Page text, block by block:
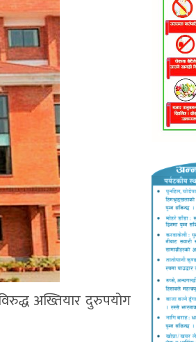
अख्तियार दुरुपयोग